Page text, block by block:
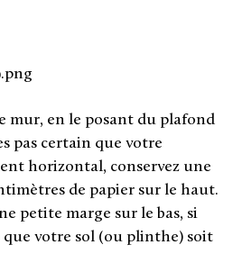
mur, en le posant du plafond
pas certain que votre
horizontal, conservez une
de papier sur le haut.
petite marge sur le bas, si
que votre sol (ou plinthe) soit